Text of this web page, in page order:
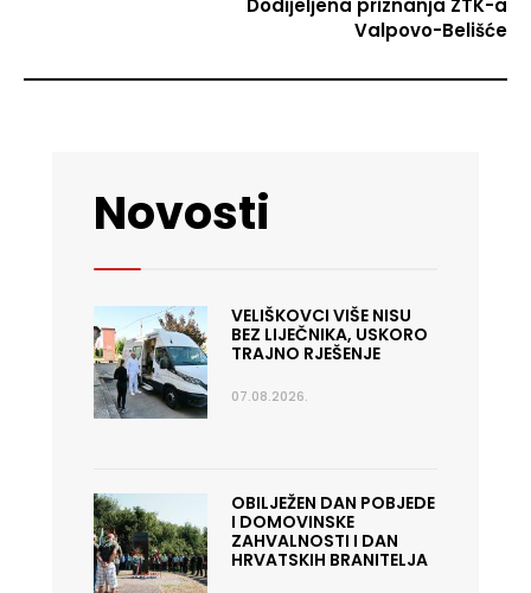
Valpovo-Belišće
Novosti
VELIŠKOVCI VIŠE NISU
BEZ LIJEČNIKA, USKORO
TRAJNO RJEŠENJE
07.08.2026.
OBILJEŽEN DAN POBJEDE
I DOMOVINSKE
ZAHVALNOSTI I DAN
HRVATSKIH BRANITELJA